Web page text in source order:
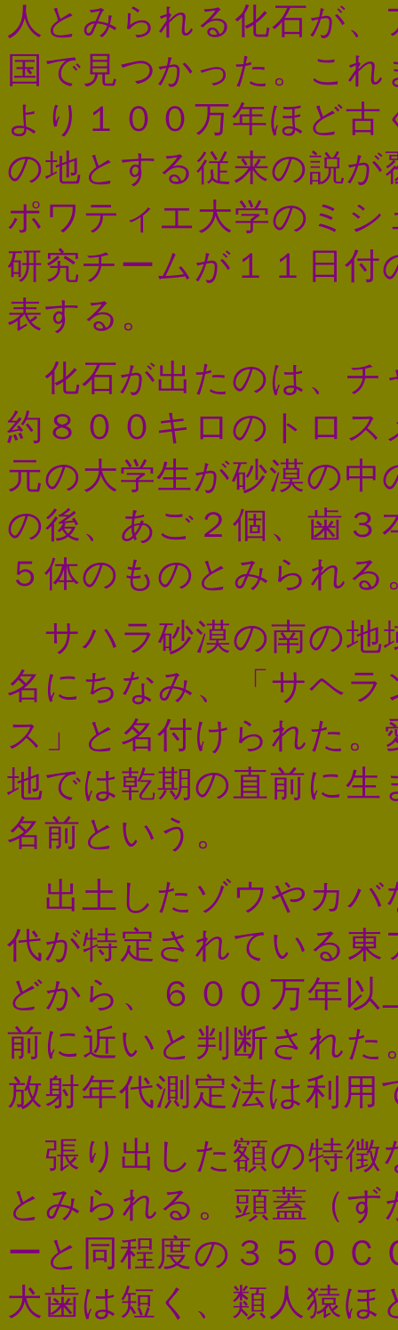
人とみられる化石が
国で見つかった。こ
より１００万年ほど
の地とする従来の説
ポワティエ大学のミ
研究チームが１１日
表する。
化石が出たのは、チ
約８００キロのトロ
元の大学生が砂漠の
の後、あご２個、歯
５体のものとみられる
サハラ砂漠の南の地
名にちなみ、「サヘ
ス」と名付けられた
地では乾期の直前に
名前という。
出土したゾウやカバ
代が特定されている
どから、６００万年
前に近いと判断され
放射年代測定法は利
張り出した額の特徴
とみられる。頭蓋（
ーと同程度の３５０
犬歯は短く、類人猿